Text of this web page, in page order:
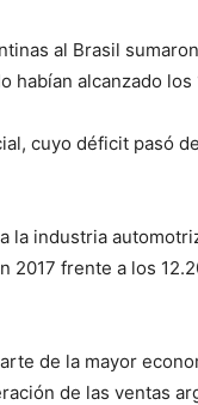
al Brasil
habían alcanzado los
cuyo déficit pasó
la industria
2017 frente a los
de la mayor
de las ventas